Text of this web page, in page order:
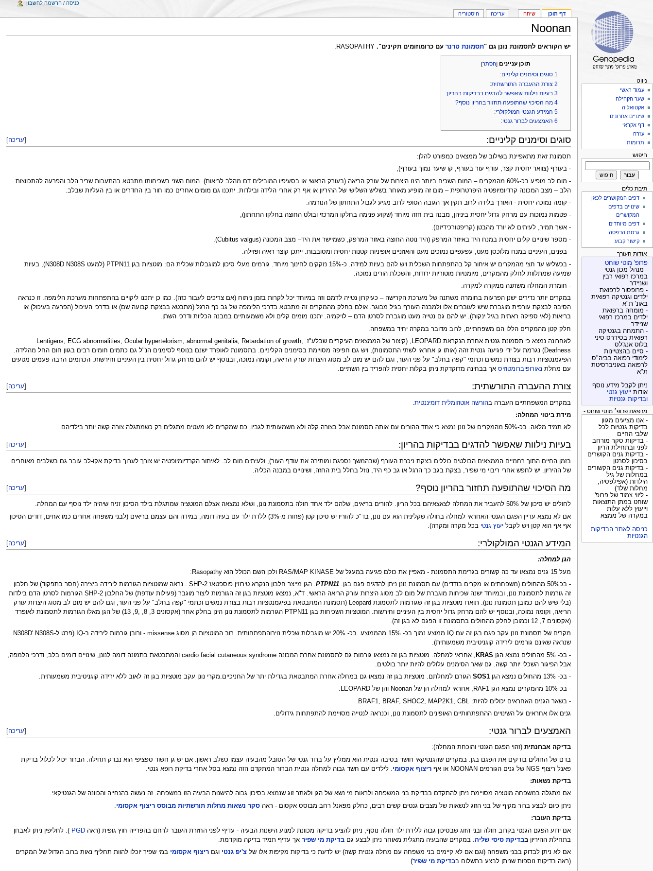
Noonan
יש הקוראים לתסמונת נונן גם "תסמונת טרנרעם כרומוזומים תקינים".RASOPATHY.
תוכן עניינים [הסתר]
1 סוגים וסימנים קליניים:
2 צורת ההעברה התורשתית:
3 בעיות נילוות שאפשר להדגים בבדיקות בהריון:
4 מה הסיכוי שהתופעה תחזור בהריון נוסף?
5 המידע הגנטי המולקולרי:
6 האמצעים לברור גנטי:
[עריכה] סוגים וסימנים קליניים:
תסמונת זאת מתאפיינת בשילוב של ממצאים כמפורט להלן:
- בעורף (צוואר יחסית קצר, עודף עור בעורף, קו שיער נמוך בעורף),
- מום לב מופיע בכ-60% מהמקרים – המום השכיח ביותר הינו היצרות של עורק הריאה (בעורק הראשי או בסעיפיו המובילים דם מהלב לריאות). המום השני בשכיחותו מתבטא בהתעבות שריר הלב והפרעה להתכווצות
הלב – מצב המכונה קרדיומיופטיה היפרטרופית – מום זה מופיע מאוחר בשליש השלישי של ההיריון או אף רק אחרי הלידה ובילדות. יתכנו גם מומים אחרים כמו חור בין החדרים או בין העליות שבלב.
- קומה נמוכה יחסית - האורך בלידה לרוב תקין אך הגובה הסופי לרוב מגיע לגבול התחתון של הנורמה.
- פטמות נמוכות עם מרחק גדול יחסית ביניהן, מבנה בית חזה מיוחד (שקוע פנימה בחלקו המרכזי ובולט החוצה בחלקו התחתון),
- אשך תמיר, לעיתים לא יורד מהבטן (קריפטורכידיזם).
- מספר שינויים קלים יחסית במנח היד באיזור המרפק (היד נוטה החוצה באזור המרפק, כשמיישר את היד– מצב המכונה (Cubitus valgus).
- בפנים, העיניים במנח מלוכסן מעט, עפעפיים נמוכים מעט והאוזניים אופיניות קטנות יחסית ומסובבות. ייתכן קוצר ראיה ופזילה.
- בכשליש עד חצי מהמקרים יש איחור קל בהתפתחות השכלית ויש להם בעיות למידה. כ-15% נזקקים לחינוך מיוחד. גורמים מעלי סיכון למוגבלות שכלית הם: מוטציות בגן PTPN11 (למעט N308D N308S), בעיות
שמיעה שמתלוות לחלק מהמקרים, מיומנויות מוטוריות ירודות, והשכלת הורים נמוכה.
- חומרת המחלה משתנה ממקרה למקרה.
במקרים יותר נדירים ישנן הפרעות בחומרה משתנה של מערכת הקרישה – כעיקרון נטייה לדמם וזה במיוחד יכל לקרות בזמן ניתוח (אם צריכים לעבור כזה). כמו כן יתכנו ליקויים בהתפתחות מערכת הלימפה. זו כנראה
הסיבה לבצקת עורפית מוגברת שיש לעוברים אלו ולמבנה העורף בגיל מבוגר. אולם בחלק מהמקרים זה מתבטא בדרכי הלימפה של גב כף הרגל (מתבטא בבצקת קבועה שם) או בדרכי העיכול (הפרעה בעיכול) או
בריאות (לאי ספיקה ראתית בגיל ינקות). יש להם גם נטייה מעט מוגברת לסרטן הדם – לויקמיה. יתכנו מומים קלים ולא משמעותיים במבנה הכליות ודרכי השתן.
חלק קטן מהמקרים הללו הם משפחתיים, לרוב מדובר במקרה יחיד במשפחה.
לאחרונה נמצא כי תסמונת גנטית אחרת הנקראת LEOPARD, (קיצור של הממצאים העיקריים שבלע"ז: Lentigens, ECG abnormalities, Ocular hypertelorism, abnormal genitalia, Retardation of growth,
Deafness) נגרמת על ידי פגיעה גנטית זהה (אותו גן אחראי לשתי התסמונות), ויש גם חפיפה מסויימת בסימנים הקליניים. בתסמונת לאופרד ישנם בנוסף לסימנים הנ"ל גם כתמים חומים רבים בגוון חום החל מהלידה.
הפיגמנטציות רבות בצורת נמשים וכתמי "קפה בחלב" על פני העור, וגם להם יש מום לב מסוג היצרות עורק הריאה, וקומה נמוכה, ובנוסף יש להם מרחק גדול יחסית בין העיניים וחירשות. הכתמים הרבה פעמים מטעים
עם מחלת נאורופיברומטוזיסאך בבחינה מדוקדקת ניתן בקלות יחסית להפריד בין השתיים.
[עריכה] צורת ההעברה התורשתית:
במקרים המשפחתיים העברה בהורשה אוטוזומלית דומיננטית.
מידת ביטוי המחלה:
לא תמיד מלאה. בכ-50% מהמקרים של נונן נמצא כי אחד ההורים עם אותה תסמונת אבל בצורה קלה ולא משמעותית לגביו. כם שמקרים לא מעטים מתגלים רק כשמתגלה צורה קשה יותר בילדיהם.
[עריכה] בעיות נילוות שאפשר להדגים בבדיקות בהריון:
בזמן החיים התוך רחמיים הממצאים הבולטים כוללים בצקת ניכרת העורף (שבהמשך נספגת ומותירה את עודף העור), ולעיתים מום לב. לאיתור הקרדיומיופטיה יש צורך לערוך בדיקת אקו-לב עובר גם בשלבים מאוחרים
של ההיריון. יש לחפש אחרי ריבוי מי שפיר, בצקת בגב כך הרגל או גב כף היד, נוזל בחלל בית החזה, ושינויים במבנה הכליה.
[עריכה] מה הסיכוי שהתופעה תחזור בהריון נוסף?
לחולים יש סיכון של 50% להעביר את המחלה לצאצאיהם בכל הריון. להורים בריאים, שלהם ילד אחד חולה בתסמונת נונן, ושלא נמצאה אצלם המוטציה שמתגלת בילד הסיכון זניח שיהיה ילד נוסף עם המחלה.
אם לא נמצא עדיין הפגם הגנטי האחראי למחלה בחולה שקלינית הוא עם נונן, בד"כ להוריו יש סיכון קטן (פחות מ-3%) ללדת ילד עם בעיה דומה, במידה והם עצמם בריאים (לבני משפחה אחרים כמו אחים, דודים הסיכון
אף אף הוא קטן ויש לקבל יעוץ גנטי בכל מקרה ומקרה).
[עריכה] המידע הגנטי המולקולרי:
הגן למחלה:
מעל 15 גנים נמצאו עד כה קשורים בגרימת התסמונת - מאפיין את כולם פגיעה במעגל של RAS/MAP KINASE ולכן השם הכולל הוא Rasopathy:
- בכ50% מהחולים (משפחתים או מקרים בודדים) עם תסמונת נונן ניתן להדגים פגם בגן:
PTPN11
. הגן מייצר חלבון הנקרא טירוזין פוספטאז SHP-2 . נראה שמוטציות הגורמות לירידה ביצירה (חסר בתפקוד) של חלבון
זה גורמות לתסמונת נונן, ובמיוחד ישנה שכיחות מוגברת של מום לב מסוג היצרות עורק הריאה הראשי. ד"א, נמצאו מוטציות בגן זה הגורמות ליצור מוגבר (פעילות עודפת) של החלבון SHP-2 הגורמות לסרטן הדם בילדות
(בלי שיש להם כמובן תסמונת נונן). תוארו מוטציות בגן זה שגורמות לתסמונת Leopard (תסמונת המתבטאת בפיגמנטציות רבות בצורת נמשים וכתמי "קפה בחלב" על פני העור, וגם להם יש מום לב מסוג היצרות עורק
הריאה, וקומה נמוכה, ובנוסף יש להם מרחק גדול יחסית בין העיניים וחירשות. המוטציות השכיחות בגן PTPN11 הגורמות לתסמונת נונן הינן בחלק אחר (אקסונים 3, 8, ,9, 13) של הגן מאלו הגורמות לתסמונת לאופרד
(אקסונים 7, 12 וכמובן לחלק מהחולים בתסמונת זו הפגם לא בגן זה).
מקרים של תסמונת נונן עקב פגם בגן זה עם IQ ממוצע נמוך בכ- 15% מהממוצע. בכ- 20% יש מוגבלות שכלית נוירוהתפתחותית. רוב המוטציות הן מסוג missense - ורובן גורמות לירידה ב-IQ (פרט ל-N308D' N308S
שנראה שאינם גורמים לירידה קוגניטיבית משמעותית).
- בכ- 5% מהחולים נמצא הגן
KRAS
, אחראי למחלה. מוטציות בגן זה נמצאו גורמות גם לתסמונת אחרת המכונה cardio facial cutaneous syndrome והמתבטאת בתמונה דומה לנונן, שינויים דומים בלב, ודרכי הלמפה,
אבל הפיגור השכלי יותר קשה. גם שאר הסימנים עלולים להיות יותר בולטים.
- בכ- 13% מהחולים נמצא הגן
SOS1הגורם למחלתם. מוטציות בגן זה נמצאו גם במחלה אחרת המתבטאת בגדילת יתר של החניכיים.מקרי נונן עקב מוטציות בגן זה לאוב ללא ירידה קוגניטיבית משמעותית.
- בכ-10% מהמקרים נמצא הגן RAF1, אחראי למחלה הן של Noonan והן של LEOPARD.
- בשאר הגנים האחראים יכולים להיות: BRAF1, BRAF, SHOC2, MAP2K1, CBL.
גנים אלו אחראים על השינויים ההתפתחותיים האופינים לתסמונת נונן, וכנראה לנטייה מסויימת להתפתחות גידולים.
[עריכה] האמצעים לברור גנטי:
בדיקה אבחנתית(זהוי הפגם הגנטי והוכחת המחלה):
בדם של החולים בודקים את הפגם בגן. במקרים שהגנטיקאי חושד בסיבה גנטית הוא ממליץ על ברור גנטי של הסובל מהבעיה עצמו כשלב ראשון. אם יש גן חשוד ספציפי הוא נבדק תחילה. הברור יכול לכלול בדיקת
פאנל ריצוף NGS של גנים הגורמים NOONAN או אף
ריצוף אקסומי . לילדים עם חשד גבוה למחלה גנטית הברור המתקדם הזה נמצא בסל אחרי בדיקת רופא גנטי.
בדיקת נשאות:
אם מתגלה במשפחה מוטציה מסויימת ניתן להתקדם בבדיקת בני המשפחה ולראות מי נשא של הגן ולאתר זוג שנמצא בסיכון גבוה להישנות הבעיה הזו במשפחה. זה נעשה בהנחייה והכוונה של הגנטיקאי.
ניתן כיום לבצע ברור מקיף של בני הזוג לנשאות של מצבים גנטים קשים רבים, כחלק מפאנל רחב מבוסס אקסום - ראה סקר נשאות מחלות תורשתיות מבוסס ריצוף אקסומי.
בדיקת העובר:
אם ידוע הפגם הגנטי בקרוב חולה ובני הזוג שבסיכון גבוה ללידת ילד חולה נוסף, ניתן להציע בדיקה מכוונת למנוע הישנות הבעיה - עדיף לפני החזרת העובר לרחם בהפרייה חוץ גופית (ראה PGD ). לחליפין ניתן לאבחן
בתחילת ההיריון בבדיקת סיסי שליה . במקרים שהבעיה מתגלית מאוחר ניתן לבצע גם בדיקת מי שפיראך עדיף תמיד בדיקה מוקדמת.
אם לא ניתן לבדוק בבני משפחה (וגם אם לא קיימים בני משפחה עם מחלה גנטית קשה) יש לדעת כי בדיקות מקיפות אלו של צ'יפ גנטי וגם ריצוף אקסומי במי שפיר יוכלו להוות תחליף נאות ברוב הגדול של המקרים
(ראה בדיקות נוספות שניתן לבצע בתשלום בבדיקת מי שפיר).
דף תוכן שיחה עריכה היסטוריה
כניסה / הרשמה לחשבון
ניווט
עמוד ראשי
שער הקהילה
אקטואליה
שינויים אחרונים
דף אקראי
עזרה
תרומות
חיפוש
תיבת כלים
דפים המקושרים לכאן
שינויים בדפים
המקושרים
דפים מיוחדים
גרסת הדפסה
קישור קבוע
אודות העורך
פרופ' מוטי שוחט
- מנהל מכון גנטי
במרכז רפואי רבין
ושניידר
- פרופסור לרפואת
ילדים וגנטיקה רפואית
באונ' ת"א
- מומחה ברפואת
ילדים במרכז רפואי
שניידר
- התמחה בגנטיקה
רפואית בסידרס-סיני
בלוס אנג'לס
- סיים בהצטיינות
לימודי רפואה בביה"ס
לרפואה באוניברסיטת
ת"א
ניתן לקבל מידע נוסף
אודות ייעוץ גנטי
ובדיקות גנטיות
מרפאת פרופ׳ מוטי שוחט - בדיקות גנטיות
- אנו מציעים מגוון
בדיקות גנטיות לכל
שלבי החיים
- בדיקות סקר מורחב
לפני ובתחילת הריון
- בדיקות גנים הקושרים
בסיכון לסרטן
- בדיקות גנים הקשורים
במחלות של גיל
הילדות (אפילפסיה,
מחלות שלד)
- ליווי צמוד של פרופ'
שוחט במתן התוצאות
וייעוץ ללא עלות
במקרה של ממצא
כניסה לאתר הבדיקות
הגנטיות